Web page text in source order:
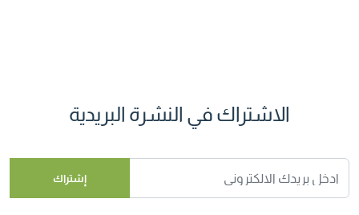
الاشتراك في النشرة البريدية
إشتراك